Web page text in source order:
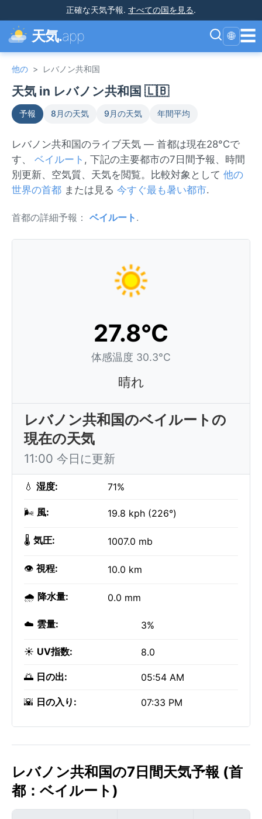
正確な天気予報. すべての国を見る.
天気.app 🌐 ☰
他の > レバノン共和国
天気 in レバノン共和国 🇱🇧
予報 8月の天気 9月の天気 年間平均
レバノン共和国のライブ天気 — 首都は現在28°Cで
す、 ベイルート , 下記の主要都市の7日間予報、時間
別更新、空気質、天気を閲覧。比較対象として 他の
世界の首都 または見る 今すぐ最も暑い都市.
首都の詳細予報： ベイルート .
27.8°C
体感温度 30.3°C
晴れ
レバノン共和国のベイルートの
現在の天気
11:00 今日に更新
💧 湿度: 71%
🌬️ 風: 19.8 kph (226°)
🌡️ 気圧: 1007.0 mb
👁️ 視程: 10.0 km
🌧️ 降水量: 0.0 mm
☁️ 雲量: 3%
☀️ UV指数: 8.0
🌅 日の出: 05:54 AM
🌇 日の入り: 07:33 PM
レバノン共和国の7日間天気予報 (首
都：ベイルート)